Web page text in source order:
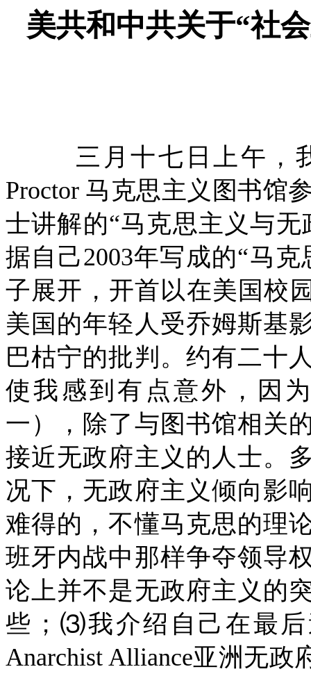
美共和中共关于“社
三月十七日上午，
Proctor 马克思主义图书馆
士讲解的“马克思主义与
据自己2003年写成的“马克
子展开，开首以在美国校
美国的年轻人受乔姆斯基
巴枯宁的批判。约有二十
使我感到有点意外，因
一），除了与图书馆相关
接近无政府主义的人士。
况下，无政府主义倾向影
难得的，不懂马克思的理
班牙内战中那样争夺领导
论上并不是无政府主义的
些；⑶我介绍自己在最
Anarchist Alliance亚洲无政